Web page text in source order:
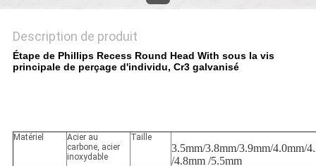
Description de produit
Étape de Phillips Recess Round Head With sous la vis
principale de perçage d'individu, Cr3 galvanisé
Matériel
Acier au
carbone, acier
inoxydable
Taille
3.5mm/3.8mm/3.9mm/4.0mm/
/4.8mm /5.5mm